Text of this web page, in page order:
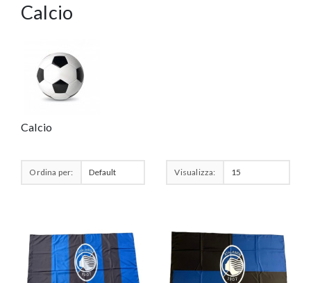
Calcio
Calcio
Ordina per: Visualizza: